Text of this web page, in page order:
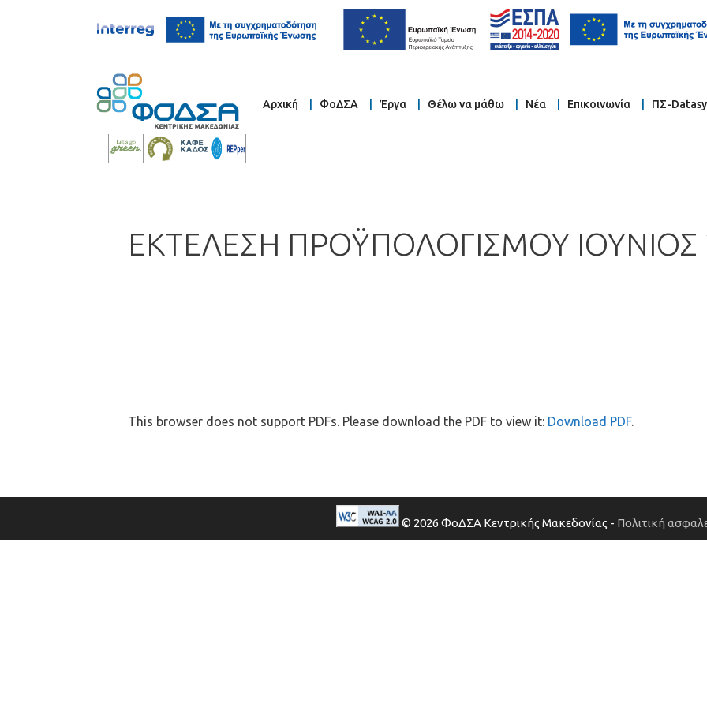
Αρχική ΦοΔΣΑ Έργα Θέλω να μάθω Νέα Επικοινωνία ΠΣ-
ΕΚΤΕΛΕΣΗ ΠΡΟΫΠΟΛΟΓΙΣΜΟΥ ΙΟΥΝΙΟΣ
This browser does not support PDFs. Please download the PDF to view it: Download PDF.
© 2026 ΦοΔΣΑ Κεντρικής Μακεδονίας - Πολιτική